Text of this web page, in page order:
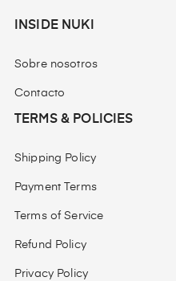
INSIDE NUKI
Sobre nosotros
Contacto
TERMS & POLICIES
Shipping Policy
Payment Terms
Terms of Service
Refund Policy
Privacy Policy